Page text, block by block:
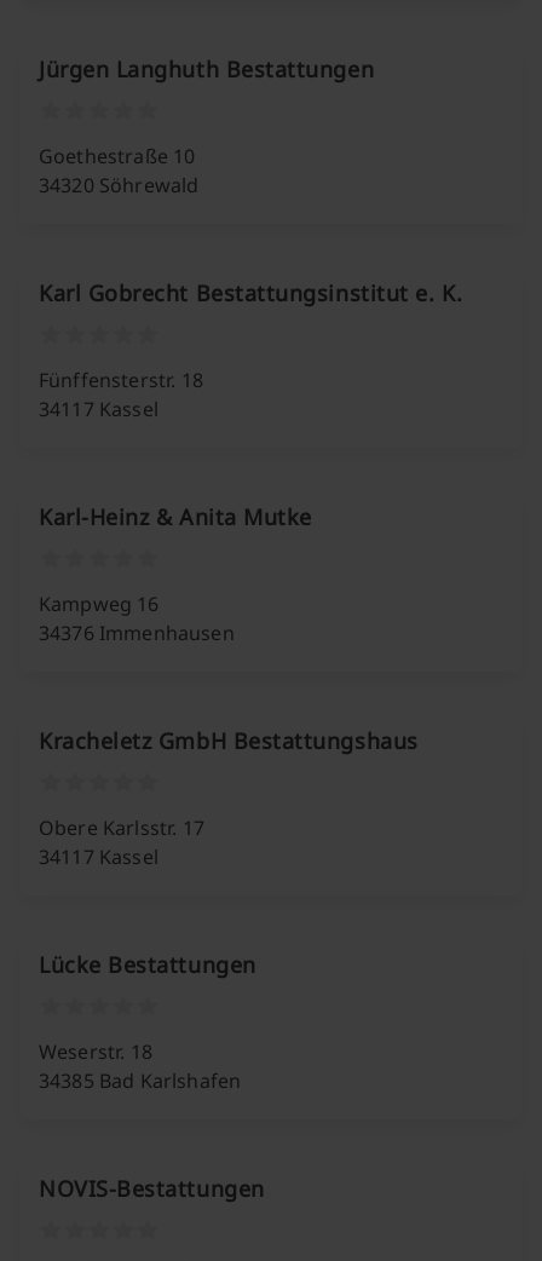
Jürgen Langhuth Bestattungen
Goethestraße 10
34320 Söhrewald
Karl Gobrecht Bestattungsinstitut e. K.
Fünffensterstr. 18
34117 Kassel
Karl-Heinz & Anita Mutke
Kampweg 16
34376 Immenhausen
Kracheletz GmbH Bestattungshaus
Obere Karlsstr. 17
34117 Kassel
Lücke Bestattungen
Weserstr. 18
34385 Bad Karlshafen
NOVIS-Bestattungen